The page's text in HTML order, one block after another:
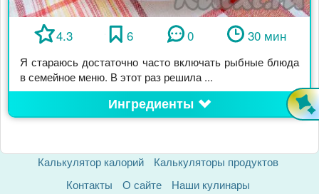
4.3 6 0 30 мин
Я стараюсь достаточно часто включать рыбные блюда
в семейное меню. В этот раз решила ...
Ингредиенты
Калькулятор калорий
Калькуляторы продуктов
Контакты
О сайте Наши кулинары